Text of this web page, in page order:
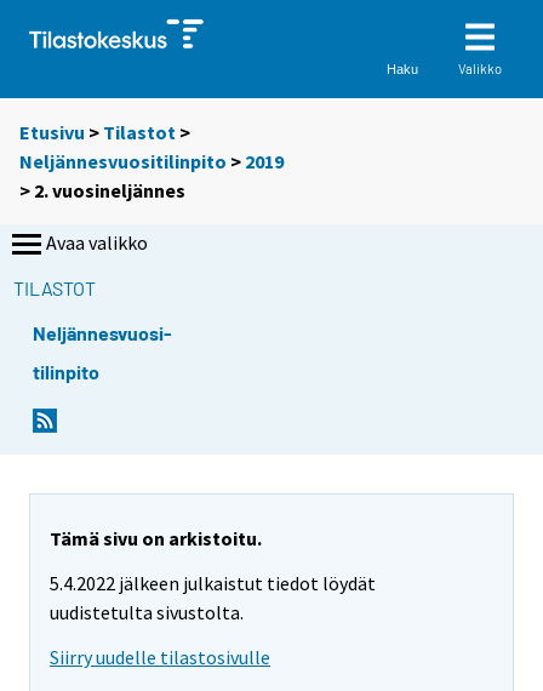
Haku Valikko
Etusivu > Tilastot >
Neljännesvuositilinpito > 2019
> 2. vuosineljännes
Avaa valikko
TILASTOT
Neljännesvuosi-
tilinpito
Tämä sivu on arkistoitu.
5.4.2022 jälkeen julkaistut tiedot löydät
uudistetulta sivustolta.
Siirry uudelle tilastosivulle